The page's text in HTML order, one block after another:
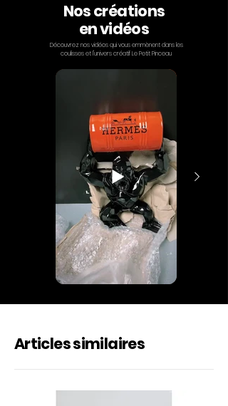
Nos créations
en vidéos
Découvrez nos vidéos qui vous emmènent dans les
coulisses et l'univers créatif Le Petit Pinceau
Articles similaires